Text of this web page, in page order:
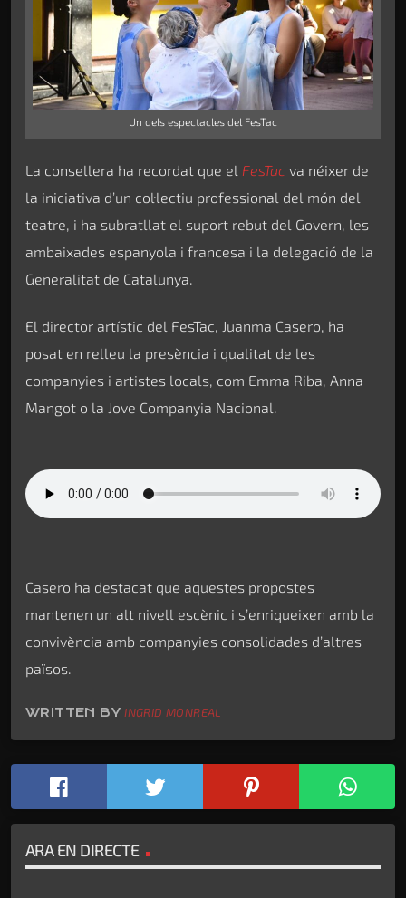
Un dels espectacles del FesTac
La consellera ha recordat que el FesTac va néixer de
la iniciativa d’un col·lectiu professional del món del
teatre, i ha subratllat el suport rebut del Govern, les
ambaixades espanyola i francesa i la delegació de la
Generalitat de Catalunya.
El director artístic del FesTac, Juanma Casero, ha
posat en relleu la presència i qualitat de les
companyies i artistes locals, com Emma Riba, Anna
Mangot o la Jove Companyia Nacional.
Casero ha destacat que aquestes propostes
mantenen un alt nivell escènic i s’enriqueixen amb la
convivència amb companyies consolidades d’altres
països.
WRITTEN BYINGRID MONREAL
ARA EN DIRECTE